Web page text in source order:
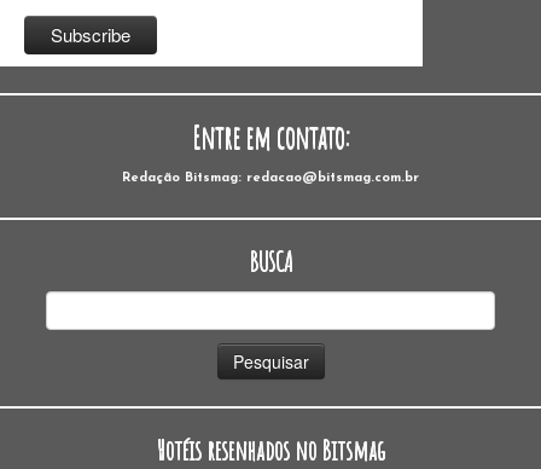
Entre em contato:
Redação Bitsmag: redacao@bitsmag.com.br
BUSCA
Hotéis resenhados no Bitsmag